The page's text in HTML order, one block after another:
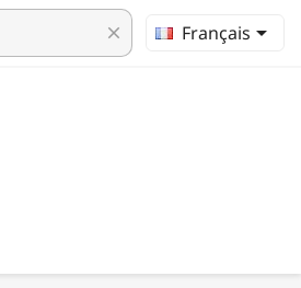
clear Français